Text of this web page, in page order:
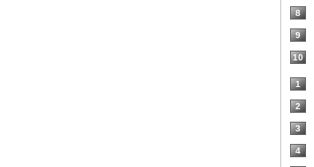
8
9
10
1
2
3
4